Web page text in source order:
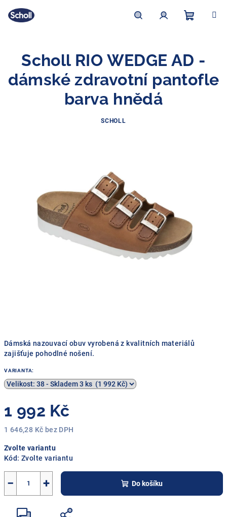
obsah
košík
Dámská nazouvací obuv vyrobená z kvalitních materiálů
zajišťuje pohodlné nošení.
VARIANTA:
1 992 Kč
1 646,28 Kč bez DPH
cena:
Zvolte variantu
Kód: Zvolte variantu
+
− Do košíku
Scholl RIO WEDGE AD -
dámské zdravotní pantofle
barva hnědá
SCHOLL